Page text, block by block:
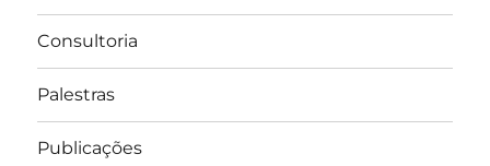
Consultoria
Palestras
Publicações